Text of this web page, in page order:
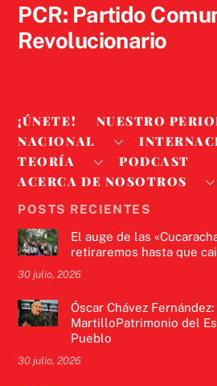
PCR: Partido
Revolucionario
¡ÚNETE!
NUESTRO
NACIONAL
TEORÍA
PODCAST
ACERCA DE NOSOTROS
POSTS RECIENTES
El auge de las
retiraremos hasta que
30 julio, 2026
Óscar Chávez
MartilloPatrimonio del
Pueblo
30 julio, 2026